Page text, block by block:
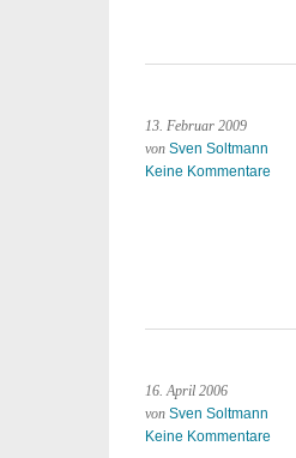
13. Februar 2009
von Sven Soltmann
Keine Kommentare
16. April 2006
von Sven Soltmann
Keine Kommentare